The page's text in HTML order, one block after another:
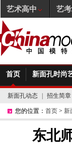
首页 新面孔时尚
新面孔动态 招生简章
您的位置： 首页 > 新
东北
艺术高中 艺考